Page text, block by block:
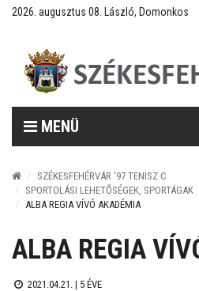
2026. augusztus 08. László, Domonkos
MENÜ
SZÉKESFEHÉRVÁR '97 TENISZ C
SPORTOLÁSI LEHETŐSÉGEK, SPORTÁGAK
ALBA REGIA VÍVÓ AKADÉMIA
ALBA REGIA
2021.04.21. | 5 ÉVE